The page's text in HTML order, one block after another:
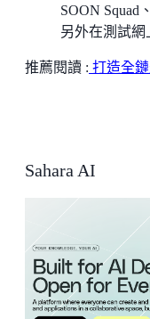
SOON Squad
另外在測試網
推薦閱讀 : 打造全
Sahara AI